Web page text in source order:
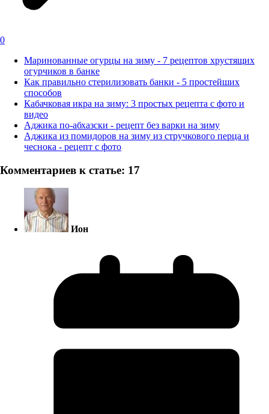
0
Маринованные огурцы на зиму - 7 рецептов хрустящих
огурчиков в банке
Как правильно стерилизовать банки - 5 простейших
способов
Кабачковая икра на зиму: 3 простых рецепта с фото и
видео
Аджика по-абхазски - рецепт без варки на зиму
Аджика из помидоров на зиму из стручкового перца и
чеснока - рецепт с фото
Комментариев к статье: 17
Ион